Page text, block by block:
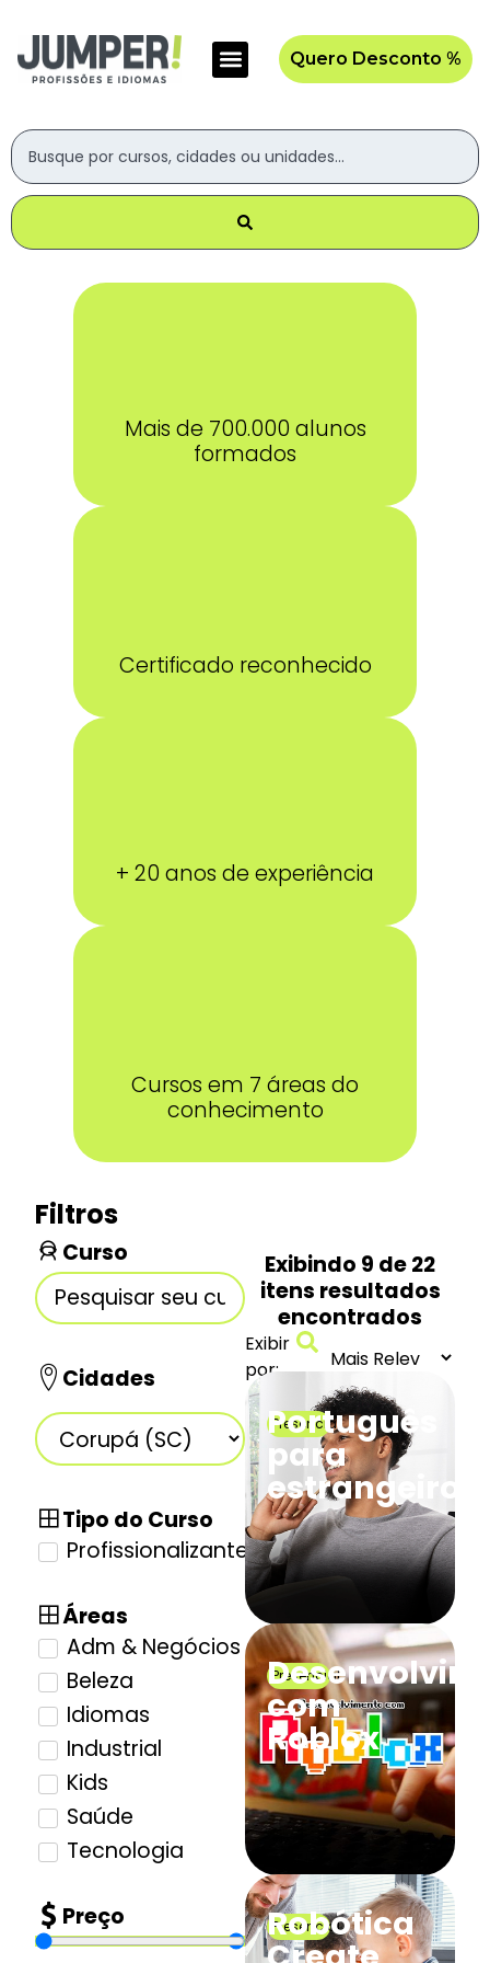
Quero Desconto %
Mais de 700.000 alunos
formados
Certificado reconhecido
+ 20 anos de experiência
Cursos em 7 áreas do
conhecimento
Filtros
Curso
Cidades
Tipo do Curso
Profissionalizante
Áreas
Adm & Negócios
Beleza
Idiomas
Industrial
Kids
Saúde
Tecnologia
Preço
Exibindo 9 de22
itens resultados
encontrados
Exibir
por:
Presencial
Português
para
estrangeiros
Presencial
com
Roblox
Presencial
Robótica